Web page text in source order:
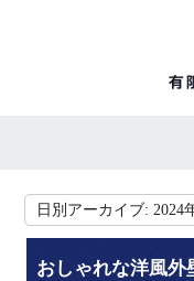
日別アーカイブ:2024
おしゃれな洋風